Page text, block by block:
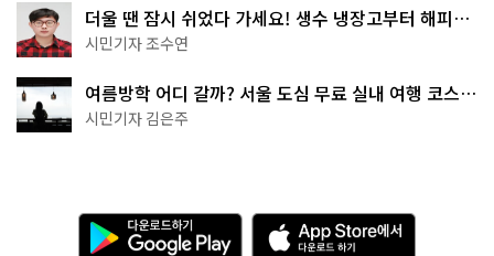
더울 땐 잠시 쉬었다 가세요! 생수 냉장고부터 해피소
·무더위쉼터까지
시민기자 조수연
여름방학 어디 갈까? 서울 도심 무료 실내 여행 코스
추천
시민기자 김은주
다
운
A
p